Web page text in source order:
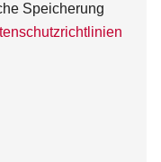
Speicherung